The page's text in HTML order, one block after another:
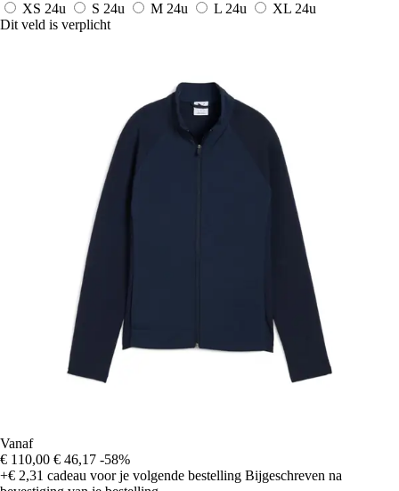
XS 24u S 24u M 24u L 24u XL 24u
Dit veld is verplicht
Vanaf
€ 110,00 € 46,17 -58%
+€ 2,31 cadeau voor je volgende bestelling Bijgeschreven na